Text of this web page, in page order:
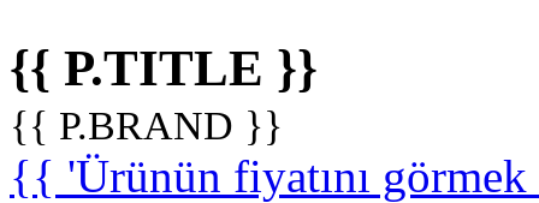
{{ P.TITLE }}
{{ P.BRAND }}
{{ 'Ürünün fiyatını